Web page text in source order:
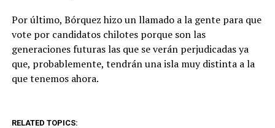
Por último, Bórquez hizo un llamado a la gente para que
vote por candidatos chilotes porque son las
generaciones futuras las que se verán perjudicadas ya
que, probablemente, tendrán una isla muy distinta a la
que tenemos ahora.
RELATED TOPICS: